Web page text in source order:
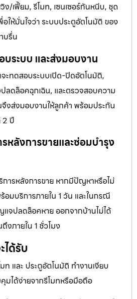
ง/เฟี้ยม, รีโมท, เซนเซอร์กันหนีบ, ชุด
ให้มั่นใจว่า ระบบประตูอัตโนมัติ ของ
บรื่น
ระบบ และส่งมอบงาน
จะทดสอบระบบเปิด-ปิดอัตโนมัติ,
ลดล็อคฉุกเฉิน, และตรวจสอบความ
งส่งมอบงานให้ลูกค้า พร้อมประกัน
2 ปี
หลังการขายและซ่อมบำรุง
ารหลังการขาย หากมีปัญหาหรือไม่
อมบริการภายใน 1 วัน และในกรณี
แจปลดล็อคหาย ออกจากบ้านไม่ได้
งภายใน 1 ชั่วโมง
ด้รับ
ท และ ประตูอัตโนมัติ ทำงานเงียบ
มได้ง่ายจากรีโมทหรือมือถือ